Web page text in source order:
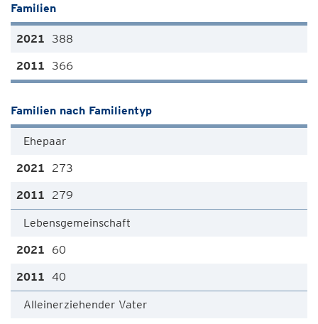
Familien
388
366
Familien nach Familientyp
Ehepaar
273
279
Lebensgemeinschaft
60
40
Alleinerziehender Vater